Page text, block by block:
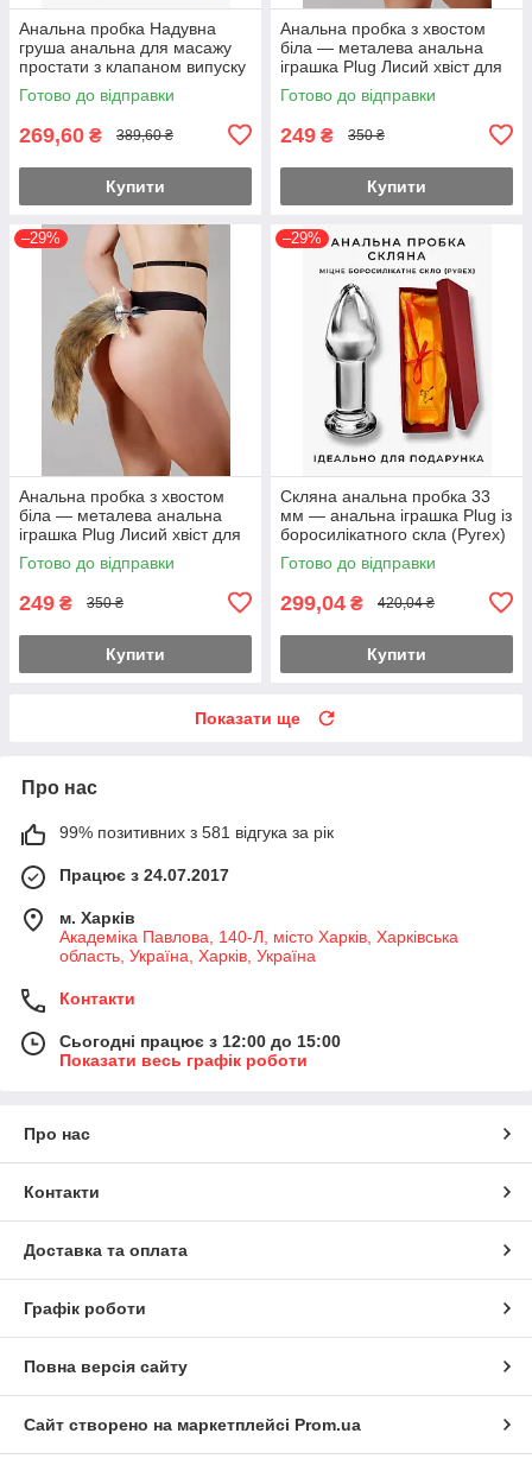
Анальна пробка Надувна
груша анальна для масажу
простати з клапаном випуску
повітря
Готово до відправки
269,60 ₴ 389,60 ₴
Купити
Анальна пробка з хвостом
біла — металева анальна
іграшка Plug Лисий хвіст для
рольових одна на вибір XL
Готово до відправки
249 ₴ 350 ₴
Купити
–29%
Анальна пробка з хвостом
біла — металева анальна
іграшка Plug Лисий хвіст для
рольових одна на вибір L і XL
Готово до відправки
249 ₴ 350 ₴
Купити
–29%
Скляна анальна пробка 33
мм — анальна іграшка Plug із
боросилікатного скла (Pyrex)
у подарунковій упаковці.
Готово до відправки
299,04 ₴ 420,04 ₴
Купити
Показати ще
Про нас
99% позитивних з 581 відгука за рік
Працює з 24.07.2017
м. Харків
Академіка Павлова, 140-Л, місто Харків, Харківська
область, Україна, Харків, Україна
Контакти
Сьогодні працює з 12:00 до 15:00
Показати весь графік роботи
Про нас
Контакти
Доставка та оплата
Графік роботи
Повна версія сайту
Сайт створено на маркетплейсі Prom.ua